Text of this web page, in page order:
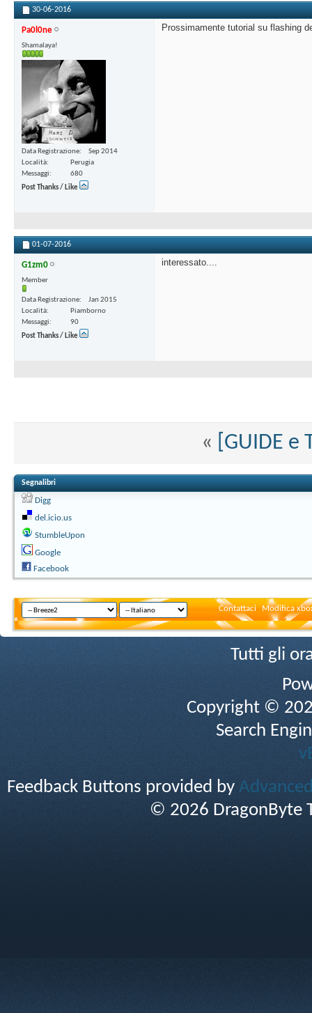
30-06-2016
Pa0l0ne
Shamalaya!
Data Registrazione
Sep 2014
Località
Perugia
Messaggi
680
Post Thanks / Like
Prossimamente tutorial su flashing
01-07-2016
G1zm0
Member
Data Registrazione
Jan 2015
Località
Piamborno
Messaggi
90
Post Thanks / Like
interessato....
« [GUIDE e
Segnalibri
Digg
del.icio.us
StumbleUpon
Google
Facebook
Contattaci Modifica
Tutti gli
Copyright ©
Search
Feedback Buttons provided by
© 2026 DragonByte